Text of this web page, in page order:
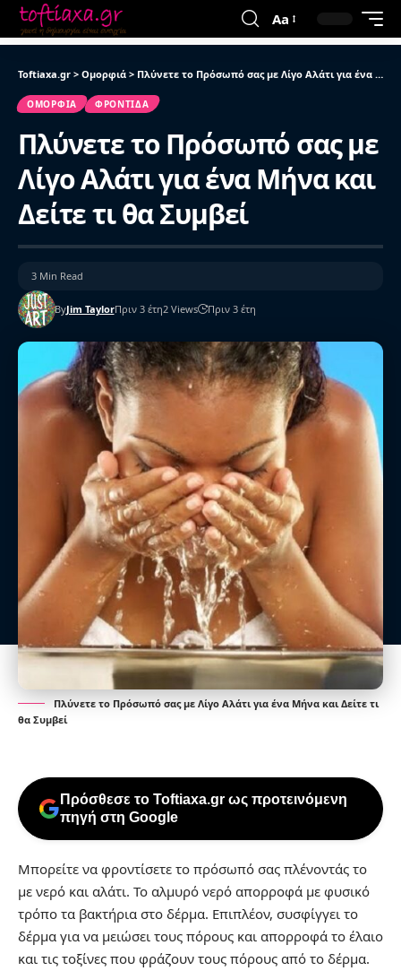
Aa
Toftiaxa.gr > Ομορφιά > Πλύνετε το Πρόσωπό σας με Λίγο Αλάτι για ένα Μήνα και Δείτε τι θα Συμβεί
ΟΜΟΡΦΙΆ ΦΡΟΝΤΊΔΑ
Πλύνετε το Πρόσωπό σας με
Λίγο Αλάτι για ένα Μήνα και
Δείτε τι θα Συμβεί
ByJim TaylorΠριν 3 έτη2 Views Πριν 3 έτη
3 Min Read
Πλύνετε το Πρόσωπό σας με Λίγο Αλάτι για ένα Μήνα και Δείτε τι
θα Συμβεί
Πρόσθεσε το Toftiaxa.gr ως προτεινόμενη
πηγή στη Google
Μπορείτε να φροντίσετε το πρόσωπό σας πλένοντάς το
με νερό και αλάτι. Το αλμυρό νερό απορροφά με φυσικό
τρόπο τα βακτήρια στο δέρμα. Επιπλέον, συσφίγγει το
δέρμα για να μειώσει τους πόρους και απορροφά το έλαιο
και τις τοξίνες που φράζουν τους πόρους από το δέρμα.